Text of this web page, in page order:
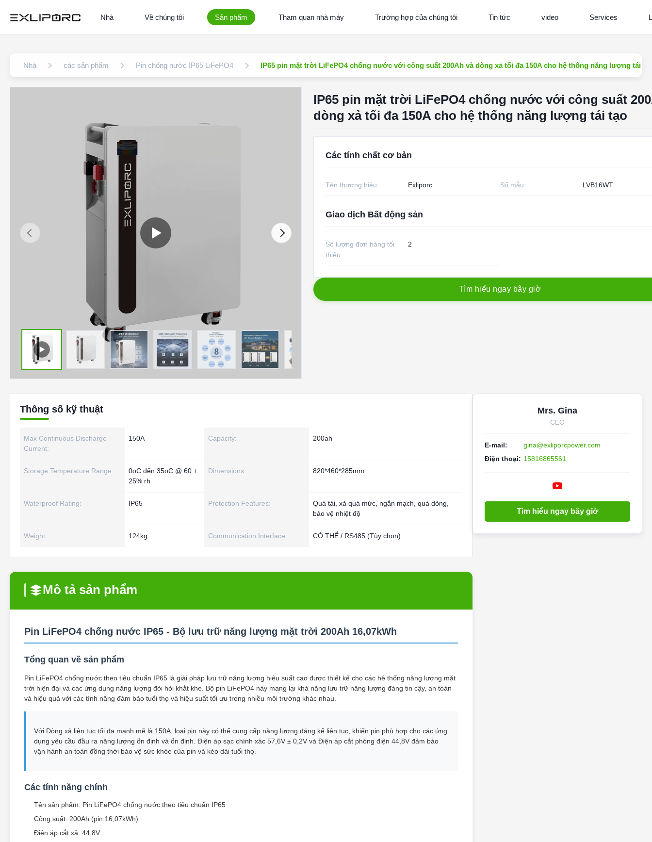
Nhà Về chúng tôi Sản phẩm Tham quan nhà máy Trường hợp của chúng tôi Tin tức video Services
Nhà các sản phẩm Pin chống nước IP65 LiFePO4 IP65 pin mặt trời LiFePO4 chống nước với công suất 200Ah và dòng xả tối đa 150A cho hệ thống năng lượng tái
IP65 pin mặt trời LiFePO4 chống nước với công suất
dòng xả tối đa 150A cho hệ thống năng lượng tái tạo
Các tính chất cơ bản
Tên thương hiệu: Exliporc Số mẫu: LVB16WT
Giao dịch Bất động sản
Số lượng đơn hàng tối
thiểu:
2
Tìm hiểu ngay bây giờ
Thông số kỹ thuật
Max Continuous Discharge
Current:
150A Capacity: 200ah
Storage Temperature Range:
0oC đến 35oC @ 60 ±
25% rh
Dimensions: 820*460*285mm
Waterproof Rating: IP65 Protection Features:
Quá tải, xả quá mức, ngắn mạch, quá dòng,
bảo vệ nhiệt độ
Weight: 124kg Communication Interface: CÓ THỂ / RS485 (Tùy chọn)
Mô tả sản phẩm
Pin LiFePO4 chống nước IP65 - Bộ lưu trữ năng lượng mặt trời 200Ah 16,07kWh
Tổng quan về sản phẩm
Pin LiFePO4 chống nước theo tiêu chuẩn IP65 là giải pháp lưu trữ năng lượng hiệu suất cao được thiết kế cho các hệ thống năng lượng mặt
trời hiện đại và các ứng dụng năng lượng đòi hỏi khắt khe. Bộ pin LiFePO4 này mang lại khả năng lưu trữ năng lượng đáng tin cậy, an toàn
và hiệu quả với các tính năng đảm bảo tuổi thọ và hiệu suất tối ưu trong nhiều môi trường khác nhau.
Với Dòng xả liên tục tối đa mạnh mẽ là 150A, loại pin này có thể cung cấp năng lượng đáng kể liên tục, khiến pin phù hợp cho các ứng
dụng yêu cầu đầu ra năng lượng ổn định và ổn định. Điện áp sạc chính xác 57,6V ± 0,2V và Điện áp cắt phóng điện 44,8V đảm bảo
vận hành an toàn đồng thời bảo vệ sức khỏe của pin và kéo dài tuổi thọ.
Các tính năng chính
Tên sản phẩm: Pin LiFePO4 chống nước theo tiêu chuẩn IP65
Công suất: 200Ah (pin 16,07kWh)
Điện áp cắt xả: 44,8V
Mrs. Gina
CEO
E-mail:
gina@exliporcpower.com
Điện thoại: 15816865561
Tìm hiểu ngay bây giờ